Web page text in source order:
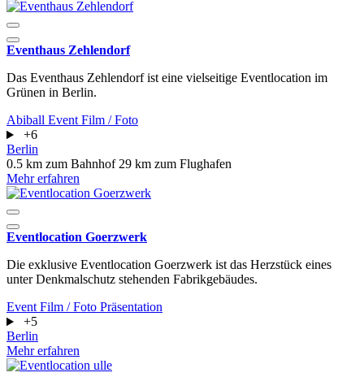
Eventhaus Zehlendorf
Das Eventhaus Zehlendorf ist eine vielseitige Eventlocation im
Grünen in Berlin.
Abiball Event Film / Foto
+6
Berlin
0.5 km zum Bahnhof 29 km zum Flughafen
Mehr erfahren
Eventlocation Goerzwerk
Die exklusive Eventlocation Goerzwerk ist das Herzstück eines
unter Denkmalschutz stehenden Fabrikgebäudes.
Event Film / Foto Präsentation
+5
Berlin
Mehr erfahren